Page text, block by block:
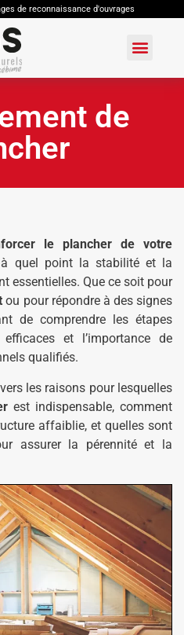
de reconnaissance d'ouvrages
de
le plancher de votre
quel point la stabilité et la
essentielles. Que ce soit pour
ou pour répondre à des signes
de comprendre les étapes
et l’importance de
qualifiés.
les raisons pour lesquelles
est indispensable, comment
affaiblie, et quelles sont
assurer la pérennité et la